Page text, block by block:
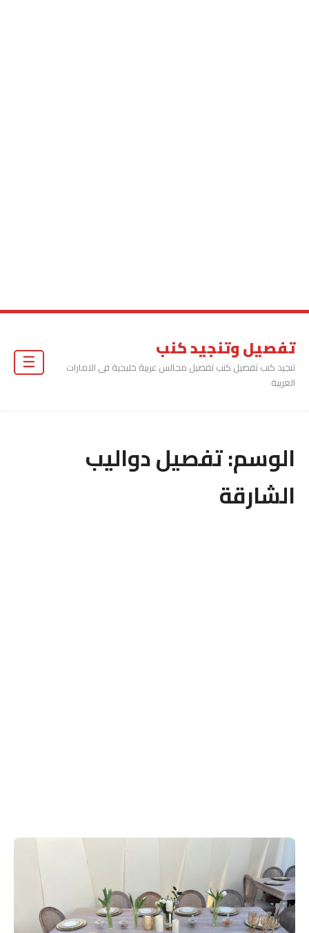
تفصيل وتنجيد كنب
تنجيد كنب تفصيل كنب تفصيل مجالس عربية خليجية فى الامارات
العربية
الوسم:تفصيل دواليب
الشارقة